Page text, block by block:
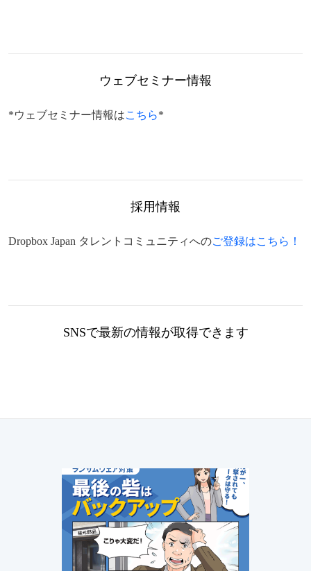
ウェブセミナー情報
*ウェブセミナー情報はこちら*
採用情報
Dropbox Japan タレントコミュニティへのご登録はこちら！
SNSで最新の情報が取得できます